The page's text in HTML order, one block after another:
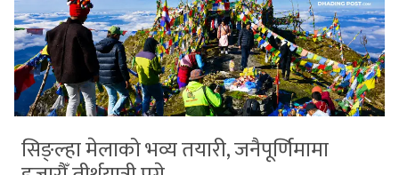
सिङ्ल्हा मेलाको भव्य तयारी, जनैपूर्णिमामा